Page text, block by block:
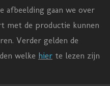
afbeelding gaan we over
met de productie kunnen
Verder gelden de
welke hier te lezen zijn